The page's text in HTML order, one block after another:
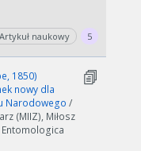
Artykuł naukowy 5
1850)
nowy dla
Narodowego /
(MIIZ), Miłosz
Entomologica